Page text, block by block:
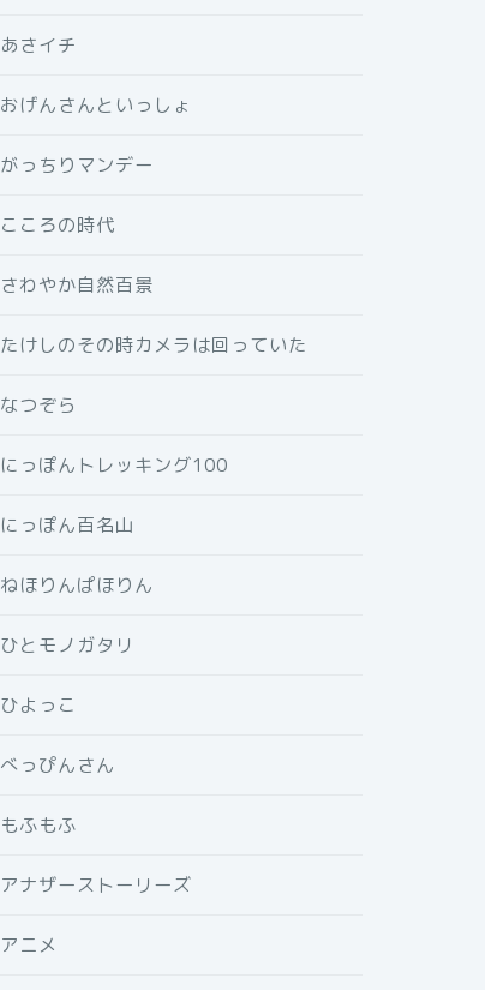
あさイチ
おげんさんといっしょ
がっちりマンデー
こころの時代
さわやか自然百景
たけしのその時カメラは回っていた
なつぞら
にっぽんトレッキング100
にっぽん百名山
ねほりんぱほりん
ひとモノガタリ
ひよっこ
べっぴんさん
もふもふ
アナザーストーリーズ
アニメ